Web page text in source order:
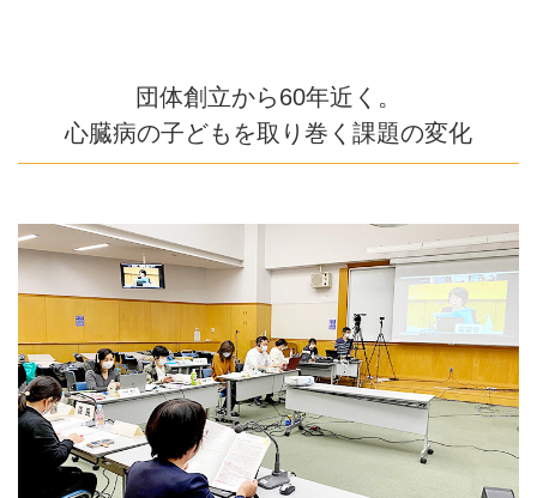
団体創立から60年近く。
心臓病の子どもを取り巻く課題の変化